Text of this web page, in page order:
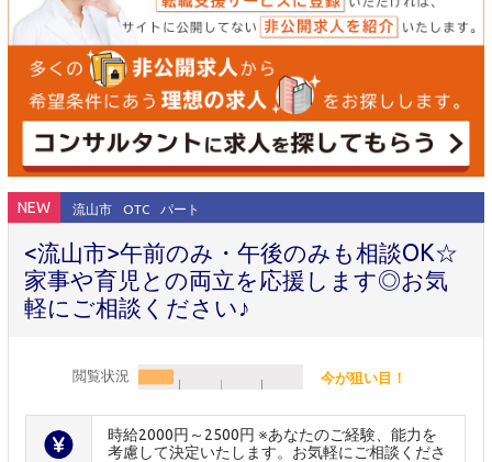
NEW 流山市 OTC パート
<流山市>午前のみ・午後のみも相談OK☆
家事や育児との両立を応援します◎お気
軽にご相談ください♪
閲覧状況 今が狙い目！
時給2000円～2500円 ※あなたのご経験、能力を
考慮して決定いたします。お気軽にご相談くださ